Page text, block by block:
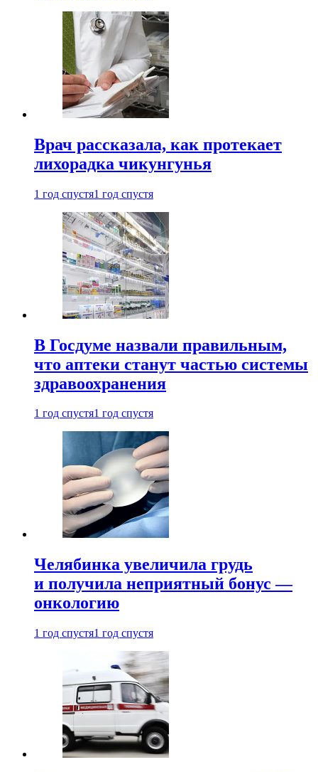
Врач рассказала, как протекает
лихорадка чикунгунья
1 год спустя1 год спустя
В Госдуме назвали правильным,
что аптеки станут частью системы
здравоохранения
1 год спустя1 год спустя
Челябинка увеличила грудь
и получила неприятный бонус —
онкологию
1 год спустя1 год спустя